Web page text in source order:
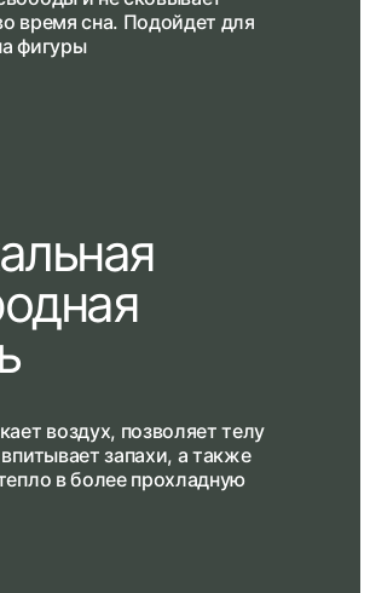
время сна. Подойдет для
фигуры
воздух, позволяет телу
запахи, а также
в более прохладную